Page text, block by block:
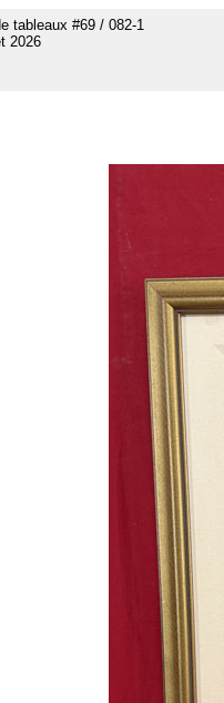
tableaux #69 / 082-1
2026